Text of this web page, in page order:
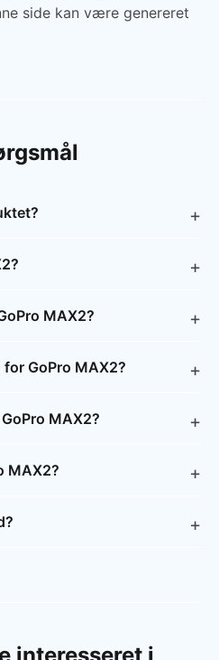
side kan være genereret
MAX2?
GoPro MAX2?
MAX2?
MAX2?